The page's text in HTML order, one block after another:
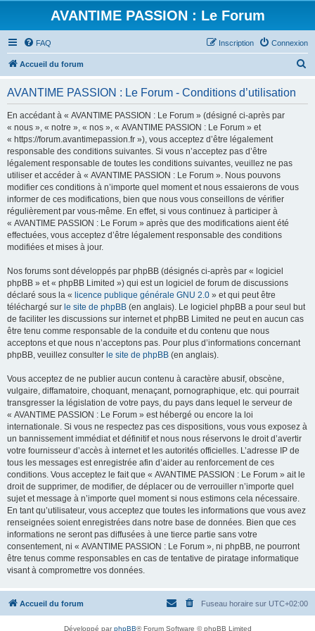
AVANTIME PASSION : Le Forum
FAQ Connexion
Inscription
Accueil du forum
AVANTIME PASSION : Le Forum - Conditions d’utilisation
En accédant à « AVANTIME PASSION : Le Forum » (désigné ci-après par
« nous », « notre », « nos », « AVANTIME PASSION : Le Forum » et
« https://forum.avantimepassion.fr »), vous acceptez d’être légalement
responsable des conditions suivantes. Si vous n’acceptez pas d’être
légalement responsable de toutes les conditions suivantes, veuillez ne pas
utiliser et accéder à « AVANTIME PASSION : Le Forum ». Nous pouvons
modifier ces conditions à n’importe quel moment et nous essaierons de vous
informer de ces modifications, bien que nous vous conseillons de vérifier
régulièrement par vous-même. En effet, si vous continuez à participer à
« AVANTIME PASSION : Le Forum » après que des modifications aient été
effectuées, vous acceptez d’être légalement responsable des conditions
modifiées et mises à jour.
Nos forums sont développés par phpBB (désignés ci-après par « logiciel
phpBB » et « phpBB Limited ») qui est un logiciel de forum de discussions
déclaré sous la « licence publique générale GNU 2.0 » et qui peut être
téléchargé sur le site de phpBB (en anglais). Le logiciel phpBB a pour seul but
de faciliter les discussions sur internet et phpBB Limited ne peut en aucun cas
être tenu comme responsable de la conduite et du contenu que nous
acceptons et que nous n’acceptons pas. Pour plus d’informations concernant
phpBB, veuillez consulter le site de phpBB (en anglais).
Vous acceptez de ne publier aucun contenu à caractère abusif, obscène,
vulgaire, diffamatoire, choquant, menaçant, pornographique, etc. qui pourrait
transgresser la législation de votre pays, du pays dans lequel le serveur de
« AVANTIME PASSION : Le Forum » est hébergé ou encore la loi
internationale. Si vous ne respectez pas ces dispositions, vous vous exposez à
un bannissement immédiat et définitif et nous nous réservons le droit d’avertir
votre fournisseur d’accès à internet et les autorités officielles. L’adresse IP de
tous les messages est enregistrée afin d’aider au renforcement de ces
conditions. Vous acceptez le fait que « AVANTIME PASSION : Le Forum » ait le
droit de supprimer, de modifier, de déplacer ou de verrouiller n’importe quel
sujet et message à n’importe quel moment si nous estimons cela nécessaire.
En tant qu’utilisateur, vous acceptez que toutes les informations que vous avez
renseignées soient enregistrées dans notre base de données. Bien que ces
informations ne seront pas diffusées à une tierce partie sans votre
consentement, ni « AVANTIME PASSION : Le Forum », ni phpBB, ne pourront
être tenus comme responsables en cas de tentative de piratage informatique
visant à compromettre vos données.
Accueil du forum Fuseau horaire sur UTC+02:00
Développé parphpBB® Forum Software © phpBB Limited